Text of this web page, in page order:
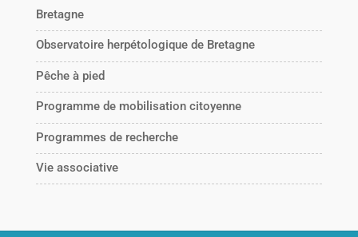
Bretagne
Observatoire herpétologique de Bretagne
Pêche à pied
Programme de mobilisation citoyenne
Programmes de recherche
Vie associative